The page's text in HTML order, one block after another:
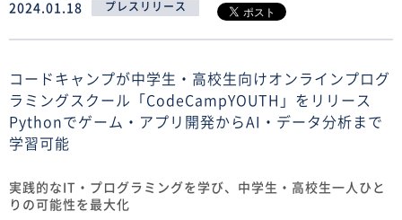
2024.01.18 プレスリリース
コードキャンプが中学生・高校生向けオンラインプログ
ラミングスクール「CodeCampYOUTH」をリリース
Pythonでゲーム・アプリ開発からAI・データ分析まで
学習可能
実践的なIT・プログラミングを学び、中学生・高校生一人ひと
りの可能性を最大化